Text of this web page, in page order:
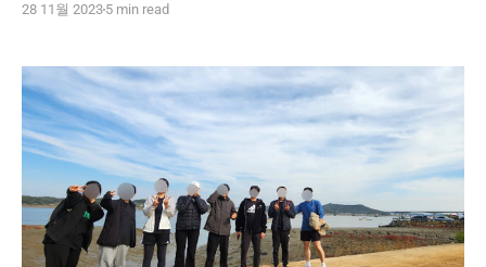
지원하고 있습니다. 💪팀별 워크샵 지원 제도는, 🌞☃️계절
화합과 친목을 도모할 뿐만 아니라, 🧐팀 세미나를 통해 건
강한 업무 문화를 만들어 나갈
28 11월 2023 5 min read